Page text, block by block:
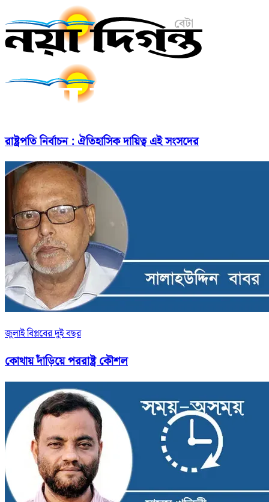
রাষ্ট্রপতি নির্বাচন : ঐতিহাসিক দায়িত্ব এই সংসদের
জুলাই বিপ্লবের দুই বছর
কোথায় দাঁড়িয়ে পররাষ্ট্র কৌশল